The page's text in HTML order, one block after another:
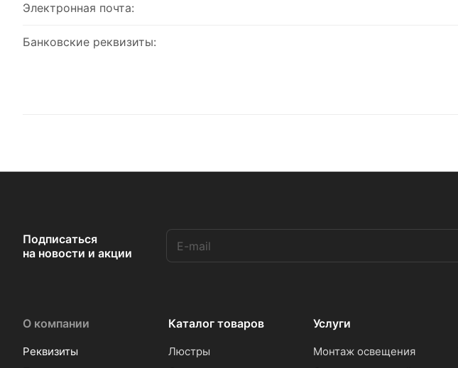
Электронная почта:
Банковские реквизиты:
Подписаться
на новости и акции
О компании
Реквизиты
Каталог товаров
Люстры
Услуги
Монтаж освещения